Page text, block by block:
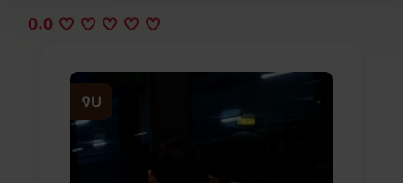
0.0
จบ